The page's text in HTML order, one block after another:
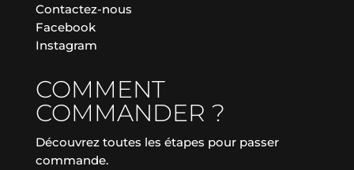
Contactez-nous
Facebook
Instagram
COMMENT
COMMANDER ?
Découvrez toutes les étapes pour passer
commande.